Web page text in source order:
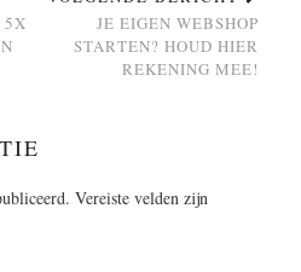
5X
JE EIGEN WEBSHOP
STARTEN? HOUD HIER
REKENING MEE!
Vereiste velden zijn